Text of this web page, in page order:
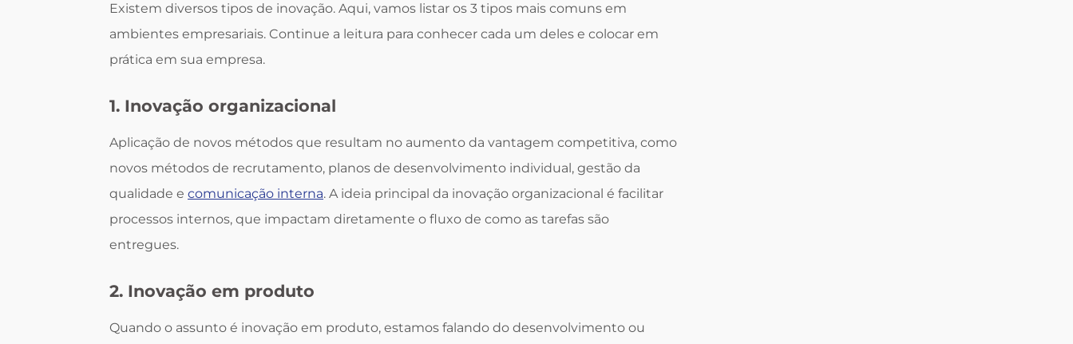
Existem diversos tipos de inovação. Aqui, vamos listar os 3 tipos mais comuns em
ambientes empresariais. Continue a leitura para conhecer cada um deles e colocar em
prática em sua empresa.
1. Inovação organizacional
Aplicação de novos métodos que resultam no aumento da vantagem competitiva, como
novos métodos de recrutamento, planos de desenvolvimento individual, gestão da
qualidade e comunicação interna. A ideia principal da inovação organizacional é facilitar
processos internos, que impactam diretamente o fluxo de como as tarefas são
entregues.
2. Inovação em produto
Quando o assunto é inovação em produto, estamos falando do desenvolvimento ou